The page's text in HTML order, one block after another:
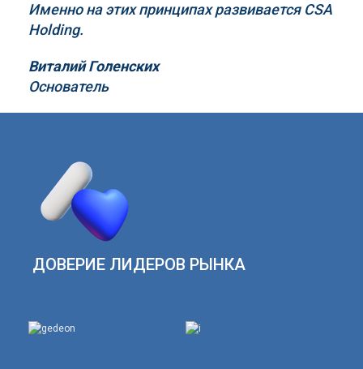
Именно на этих принципах развивается CSA
Holding.
Виталий Голенских
Основатель
ДОВЕРИЕ ЛИДЕРОВ РЫНКА